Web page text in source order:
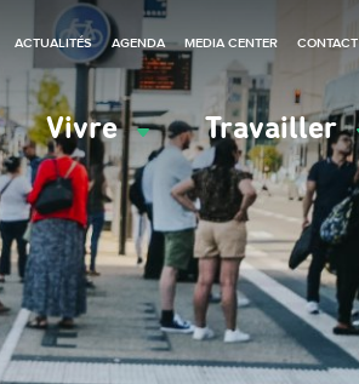
Vivre Travailler
ACTUALITÉS AGENDA MEDIA CENTER CONTACT